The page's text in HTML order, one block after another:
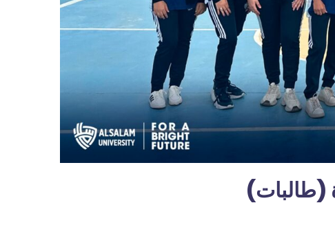
(طالبات)